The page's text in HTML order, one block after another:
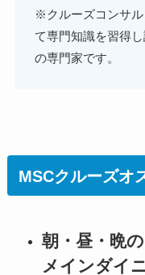
※クルーズコンサル
て専門知識を習得
の専門家です。
MSCクルーズオ
朝・昼・晩
メインダイ